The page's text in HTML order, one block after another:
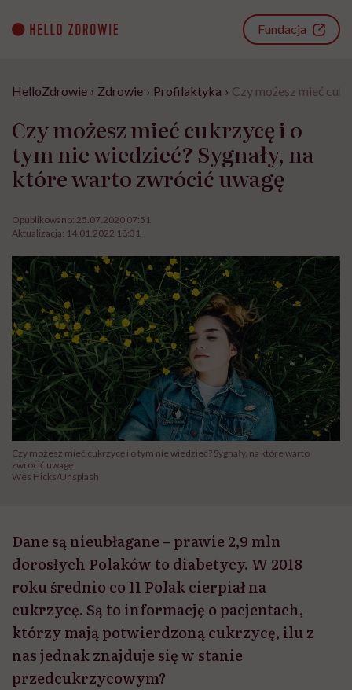
content
Fundacja
HelloZdrowie › Zdrowie › Profilaktyka › Czy możesz mieć
Czy możesz mieć cukrzycę i o
tym nie wiedzieć? Sygnały, na
które warto zwrócić uwagę
Opublikowano: 25.07.2020 07:51
Aktualizacja: 14.01.2022 18:31
Czy możesz mieć cukrzycę i o tym nie wiedzieć? Sygnały, na które warto
zwrócić uwagę
Wes Hicks/Unsplash
Dane są nieubłagane – prawie 2,9 mln
dorosłych Polaków to diabetycy. W 2018
roku średnio co 11 Polak cierpiał na
cukrzycę. Są to informację o pacjentach,
którzy mają potwierdzoną cukrzycę, ilu z
nas jednak znajduje się w stanie
przedcukrzycowym?